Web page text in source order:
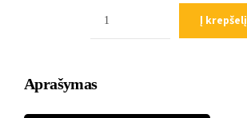
Į krepšelį
Aprašymas